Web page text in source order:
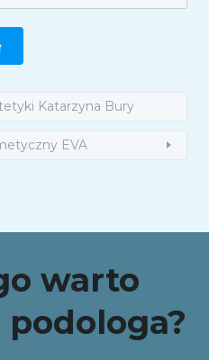
Katarzyna Bury
EVA
warto